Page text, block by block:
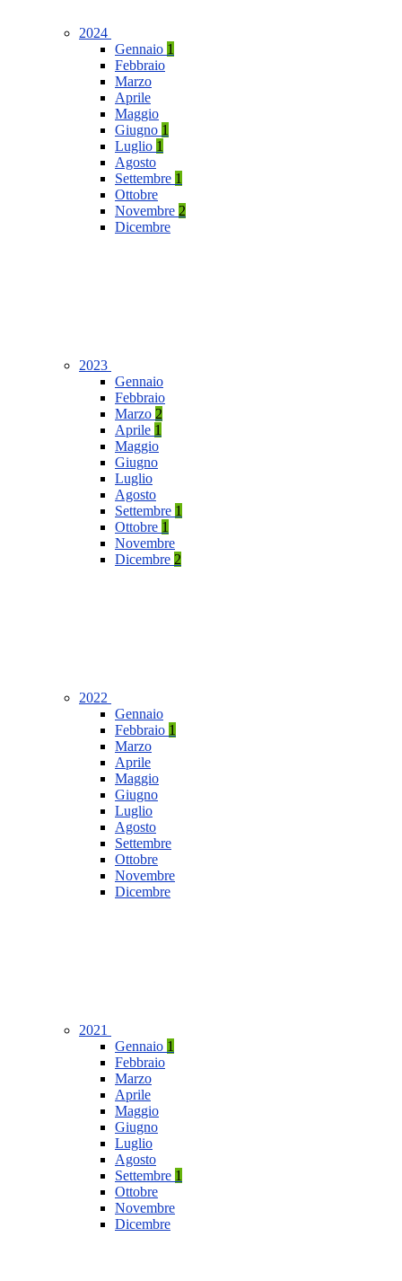
2024
Gennaio 1
Febbraio
Marzo
Aprile
Maggio
Giugno 1
Luglio 1
Agosto
Settembre 1
Ottobre
Novembre 2
Dicembre
2023
Gennaio
Febbraio
Marzo 2
Aprile 1
Maggio
Giugno
Luglio
Agosto
Settembre 1
Ottobre 1
Novembre
Dicembre 2
2022
Gennaio
Febbraio 1
Marzo
Aprile
Maggio
Giugno
Luglio
Agosto
Settembre
Ottobre
Novembre
Dicembre
2021
Gennaio 1
Febbraio
Marzo
Aprile
Maggio
Giugno
Luglio
Agosto
Settembre 1
Ottobre
Novembre
Dicembre